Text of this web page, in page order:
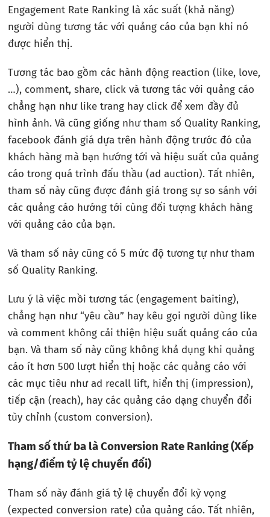
Engagement Rate Ranking là xác suất (khả năng)
người dùng tương tác với quảng cáo của bạn khi nó
được hiển thị.
Tương tác bao gồm các hành động reaction (like, love,
…), comment, share, click và tương tác với quảng cáo
chẳng hạn như like trang hay click để xem đầy đủ
hình ảnh. Và cũng giống như tham số Quality Ranking,
facebook đánh giá dựa trên hành động trước đó của
khách hàng mà bạn hướng tới và hiệu suất của quảng
cáo trong quá trình đấu thầu (ad auction). Tất nhiên,
tham số này cũng được đánh giá trong sự so sánh với
các quảng cáo hướng tới cùng đối tượng khách hàng
với quảng cáo của bạn.
Và tham số này cũng có 5 mức độ tương tự như tham
số Quality Ranking.
Lưu ý là việc mồi tương tác (engagement baiting),
chẳng hạn như “yêu cầu” hay kêu gọi người dùng like
và comment không cải thiện hiệu suất quảng cáo của
bạn. Và tham số này cũng không khả dụng khi quảng
cáo ít hơn 500 lượt hiển thị hoặc các quảng cáo với
các mục tiêu như ad recall lift, hiển thị (impression),
tiếp cận (reach), hay các quảng cáo dạng chuyển đổi
tùy chỉnh (custom conversion).
Tham số thứ ba là Conversion Rate Ranking (Xếp
hạng/điểm tỷ lệ chuyển đổi)
Tham số này đánh giá tỷ lệ chuyển đổi kỳ vọng
(expected conversion rate) của quảng cáo. Tất nhiên,